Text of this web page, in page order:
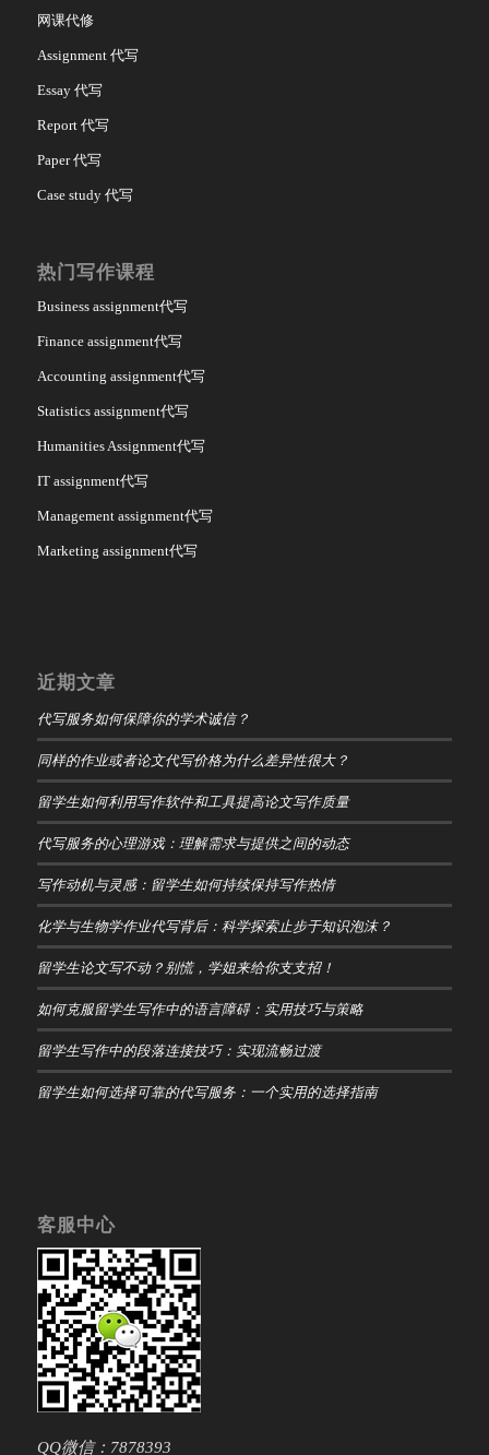
网课代修
Assignment 代写
Essay 代写
Report 代写
Paper 代写
Case study 代写
热门写作课程
Business assignment代写
Finance assignment代写
Accounting assignment代写
Statistics assignment代写
Humanities Assignment代写
IT assignment代写
Management assignment代写
Marketing assignment代写
近期文章
代写服务如何保障你的学术诚信？
同样的作业或者论文代写价格为什么差异性很大？
留学生如何利用写作软件和工具提高论文写作质量
代写服务的心理游戏：理解需求与提供之间的动态
写作动机与灵感：留学生如何持续保持写作热情
化学与生物学作业代写背后：科学探索止步于知识泡沫？
留学生论文写不动？别慌，学姐来给你支支招！
如何克服留学生写作中的语言障碍：实用技巧与策略
留学生写作中的段落连接技巧：实现流畅过渡
留学生如何选择可靠的代写服务：一个实用的选择指南
客服中心
QQ微信：7878393